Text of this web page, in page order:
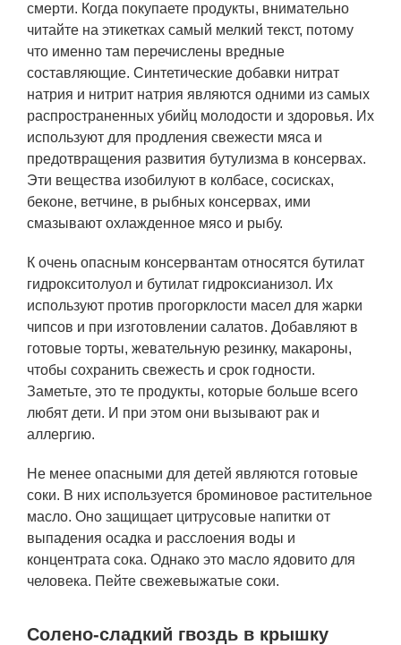
смерти. Когда покупаете продукты, внимательно
читайте на этикетках самый мелкий текст, потому
что именно там перечислены вредные
составляющие. Синтетические добавки нитрат
натрия и нитрит натрия являются одними из самых
распространенных убийц молодости и здоровья. Их
используют для продления свежести мяса и
предотвращения развития бутулизма в консервах.
Эти вещества изобилуют в колбасе, сосисках,
беконе, ветчине, в рыбных консервах, ими
смазывают охлажденное мясо и рыбу.
К очень опасным консервантам относятся бутилат
гидрокситолуол и бутилат гидроксианизол. Их
используют против прогорклости масел для жарки
чипсов и при изготовлении салатов. Добавляют в
готовые торты, жевательную резинку, макароны,
чтобы сохранить свежесть и срок годности.
Заметьте, это те продукты, которые больше всего
любят дети. И при этом они вызывают рак и
аллергию.
Не менее опасными для детей являются готовые
соки. В них используется броминовое растительное
масло. Оно защищает цитрусовые напитки от
выпадения осадка и расслоения воды и
концентрата сока. Однако это масло ядовито для
человека. Пейте свежевыжатые соки.
Солено-сладкий гвоздь в крышку